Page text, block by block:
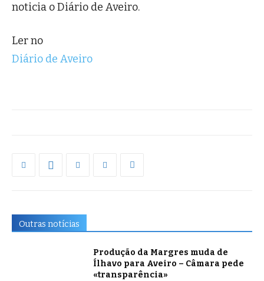
noticia o Diário de Aveiro.
Ler no
Diário de Aveiro
Outras notícias
Produção da Margres muda de
Ílhavo para Aveiro – Câmara pede
«transparência»